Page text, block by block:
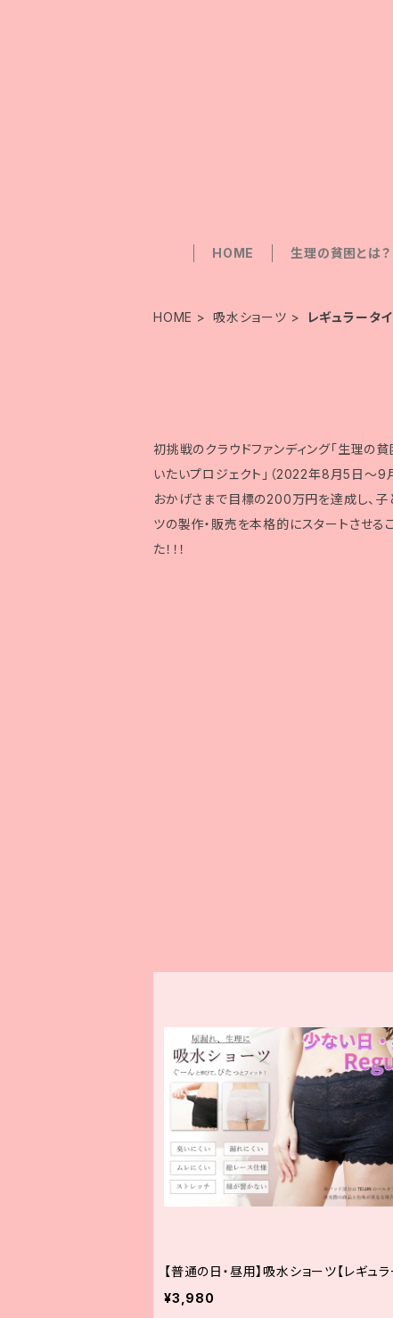
HOME 生理の貧困とは？
HOME 吸水ショーツ レギュラータ
初挑戦のクラウドファンディング「生理の
いたいプロジェクト」（2022年8月5日〜9
おかげさまで目標の200万円を達成し、子
ツの製作・販売を本格的にスタートさせる
た！！！
【普通の日・昼用】吸水ショーツ【レギュラ
¥3,980